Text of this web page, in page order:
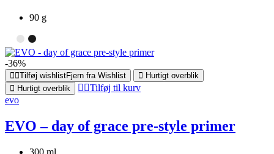
90 g
-36%
Tilføj wishlistFjern fra Wishlist
Hurtigt overblik
Hurtigt overblik
Tilføj til kurv
evo
EVO – day of grace pre-style primer
300 ml